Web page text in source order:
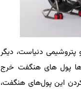
دنیاست، دیگر
پول های هنگفت خرج
این پول‌های هنگفت،